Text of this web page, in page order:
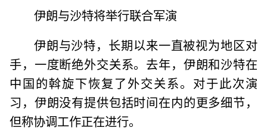
伊朗与沙特将举行联合军演
伊朗与沙特，长期以来一直被视为地区对
手，一度断绝外交关系。去年，伊朗和沙特在
中国的斡旋下恢复了外交关系。对于此次演
习，伊朗没有提供包括时间在内的更多细节，
但称协调工作正在进行。